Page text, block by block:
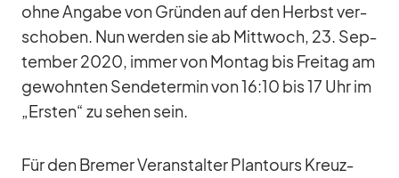
ohne An­gabe von Grün­den auf den Herbst ver­
scho­ben. Nun wer­den sie ab Mitt­woch, 23. Sep­
tem­ber 2020, im­mer von Mon­tag bis Frei­tag am
ge­wohn­ten Sen­de­ter­min von 16:10 bis 17 Uhr im
„Ers­ten“ zu se­hen sein.
Für den Bre­mer Ver­an­stal­ter Plan­tours Kreuz­